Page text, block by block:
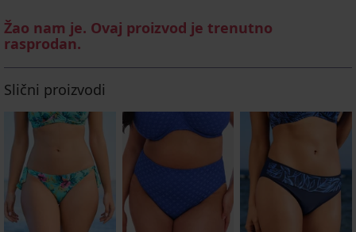
Žao nam je. Ovaj proizvod je trenutno
rasprodan.
Slični proizvodi